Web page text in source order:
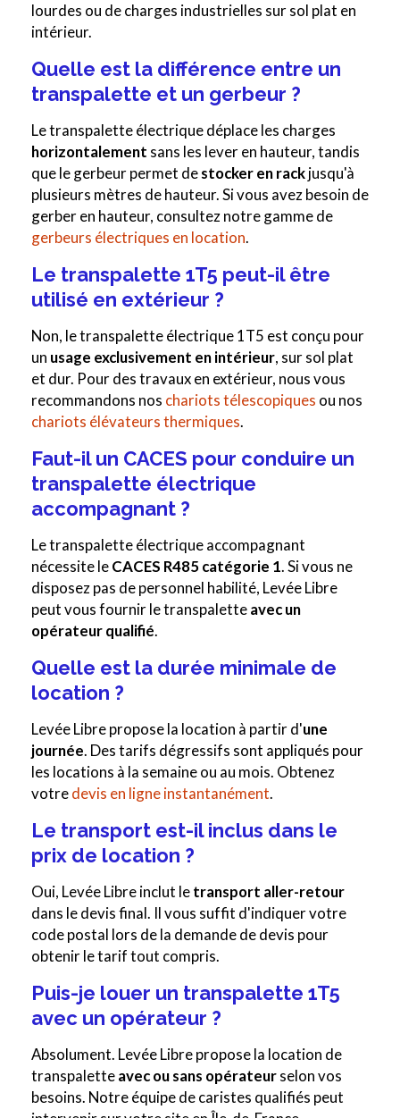
lourdes ou de charges industrielles sur sol plat en
intérieur.
Quelle est la différence entre un
transpalette et un gerbeur ?
Le transpalette électrique déplace les charges
horizontalement sans les lever en hauteur, tandis
que le gerbeur permet destocker en rackjusqu'à
plusieurs mètres de hauteur. Si vous avez besoin de
gerber en hauteur, consultez notre gamme de
gerbeurs électriques en location.
Le transpalette 1T5 peut-il être
utilisé en extérieur ?
Non, le transpalette électrique 1T5 est conçu pour
un usage exclusivement en intérieur, sur sol plat
et dur. Pour des travaux en extérieur, nous vous
recommandons nos chariots télescopiques ou nos
chariots élévateurs thermiques.
Faut-il un CACES pour conduire un
transpalette électrique
accompagnant ?
Le transpalette électrique accompagnant
nécessite leCACES R485 catégorie 1. Si vous ne
disposez pas de personnel habilité, Levée Libre
peut vous fournir le transpaletteavec un
opérateur qualifié.
Quelle est la durée minimale de
location ?
Levée Libre propose la location à partir d'une
journée. Des tarifs dégressifs sont appliqués pour
les locations à la semaine ou au mois. Obtenez
votredevis en ligne instantanément.
Le transport est-il inclus dans le
prix de location ?
Oui, Levée Libre inclut letransport aller-retour
dans le devis final. Il vous suffit d'indiquer votre
code postal lors de la demande de devis pour
obtenir le tarif tout compris.
Puis-je louer un transpalette 1T5
avec un opérateur ?
Absolument. Levée Libre propose la location de
transpaletteavec ou sans opérateurselon vos
besoins. Notre équipe de caristes qualifiés peut